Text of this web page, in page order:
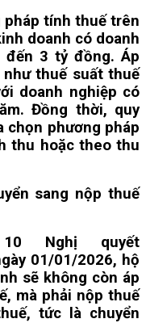
pháp tính thuế trên
doanh có doanh
3 tỷ đồng. Áp
thuế suất thuế
doanh nghiệp có
Đồng thời, quy
chọn phương pháp
thu hoặc theo thu
sang nộp thuế
Nghị quyết
01/01/2026, hộ
sẽ không còn áp
mà phải nộp thuế
tức là chuyển